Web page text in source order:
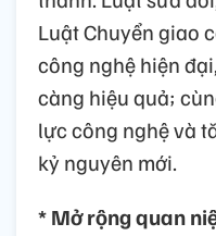
Luật Chuyển giao
công nghệ hiện
càng hiệu quả;
lực công nghệ và
kỷ nguyên mới.
* Mở rộng quan